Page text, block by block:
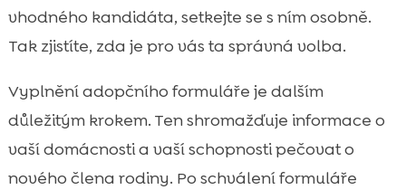
vhodného kandidáta, setkejte se s ním osobně.
Tak zjistíte, zda je pro vás ta správná volba.
Vyplnění adopčního formuláře je dalším
důležitým krokem. Ten shromažďuje informace o
vaší domácnosti a vaší schopnosti pečovat o
nového člena rodiny. Po schválení formuláře